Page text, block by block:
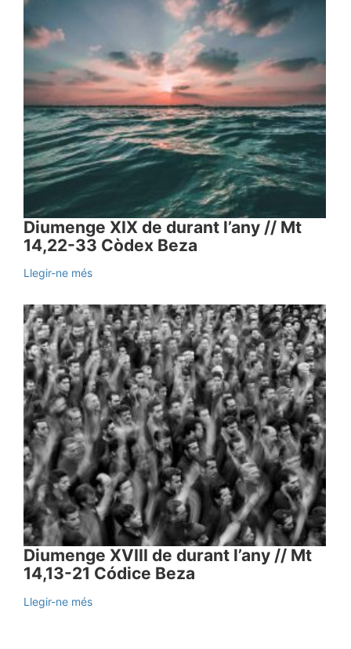
Diumenge XIX de durant l’any // Mt
14,22-33 Còdex Beza
Llegir-ne més
Diumenge XVIII de durant l’any // Mt
14,13-21 Códice Beza
Llegir-ne més